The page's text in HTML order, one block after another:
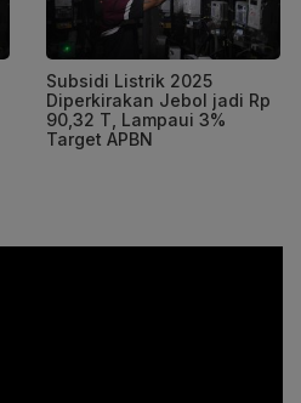
Subsidi Listrik 2025
Diperkirakan Jebol jadi Rp
90,32 T, Lampaui 3%
Target APBN